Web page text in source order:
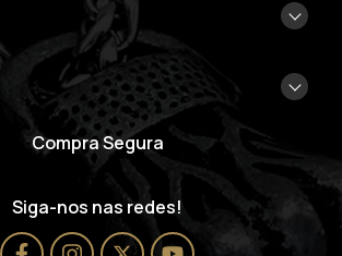
Compra Segura
Siga-nos nas redes!